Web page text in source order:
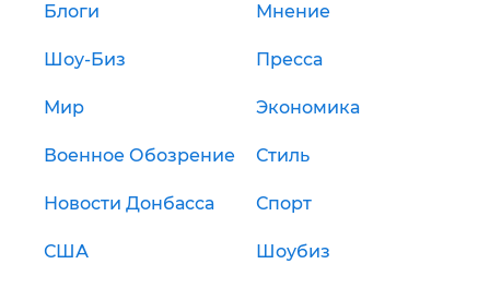
Блоги Мнение
Шоу-Биз Пресса
Мир Экономика
Военное Обозрение Стиль
Новости Донбасса Спорт
США Шоубиз